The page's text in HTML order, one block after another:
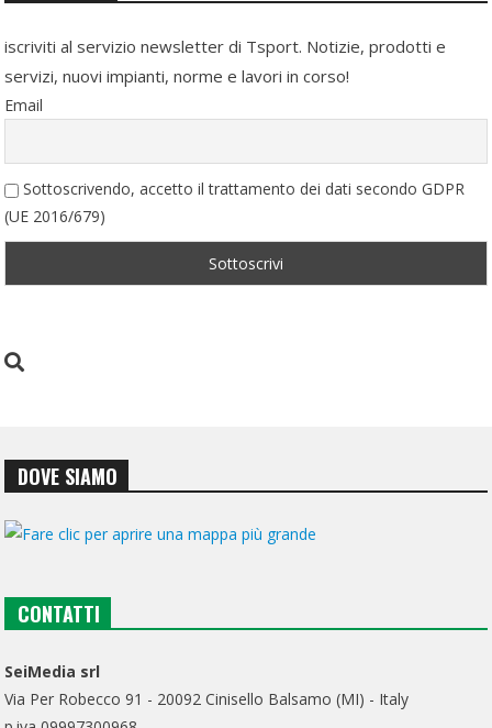
iscriviti al servizio newsletter di Tsport. Notizie, prodotti e
servizi, nuovi impianti, norme e lavori in corso!
Email
Sottoscrivendo, accetto il trattamento dei dati secondo GDPR
(UE 2016/679)
DOVE SIAMO
CONTATTI
SeiMedia srl
Via Per Robecco 91 - 20092 Cinisello Balsamo (MI) - Italy